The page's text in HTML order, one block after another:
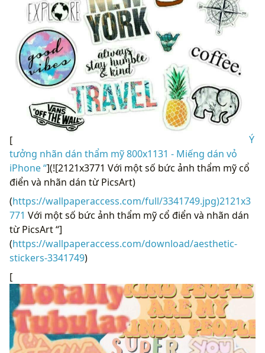
[
Ý
tưởng nhãn dán thẩm mỹ 800x1131 - Miếng dán vỏ
iPhone “](![2121x3771 Với một số bức ảnh thẩm mỹ cổ
điển và nhãn dán từ PicsArt)
(https://wallpaperaccess.com/full/3341749.jpg)2121x3
771 Với một số bức ảnh thẩm mỹ cổ điển và nhãn dán
từ PicsArt “]
(https://wallpaperaccess.com/download/aesthetic-
stickers-3341749)
[